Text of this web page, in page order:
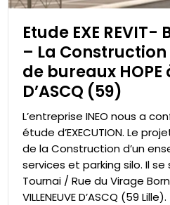
Etude EXE
– La
de bureaux HOPE
D’ASCQ (59)
L’entreprise INEO nous a
étude d’EXECUTION. Le
de la Construction d’un
services et parking silo. Il
Tournai / Rue du Virage
VILLENEUVE D’ASCQ (59 Lille).